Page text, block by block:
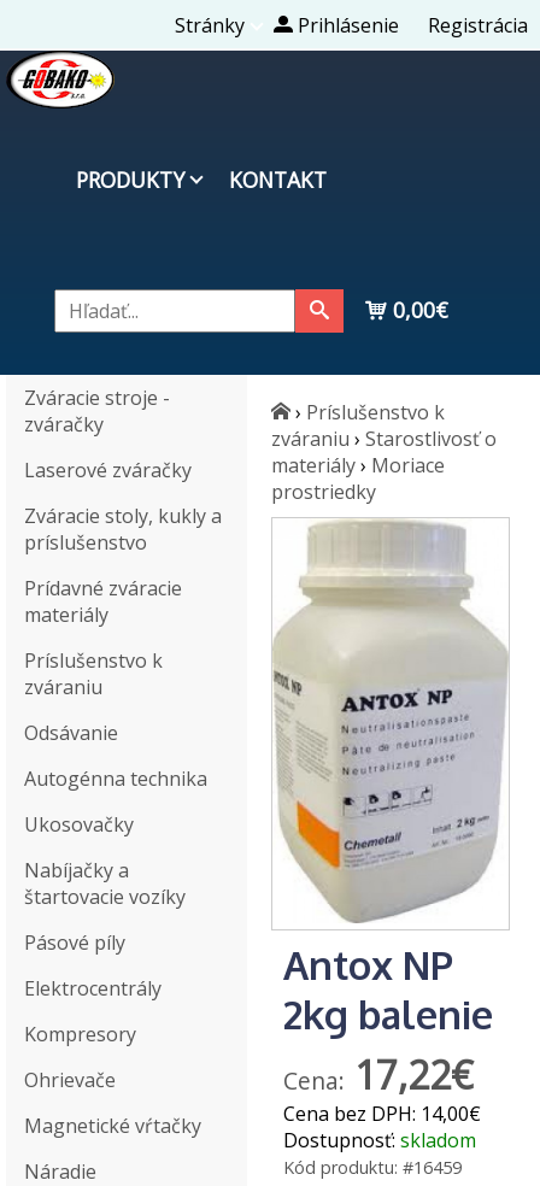
Stránky Prihlásenie Registrácia
PRODUKTY KONTAKT
0,00€
Zváracie stroje -
zváračky
Laserové zváračky
Zváracie stoly, kukly a
príslušenstvo
Prídavné zváracie
materiály
Príslušenstvo k
zváraniu
Odsávanie
Autogénna technika
Ukosovačky
Nabíjačky a
štartovacie vozíky
Pásové píly
Elektrocentrály
Kompresory
Ohrievače
Magnetické vŕtačky
Náradie
› Príslušenstvo k
zváraniu › Starostlivosť o
materiály› Moriace
prostriedky
Antox NP
2kg balenie
Cena: 17,22€
Cena bez DPH: 14,00€
Dostupnosť: skladom
Kód produktu: #16459